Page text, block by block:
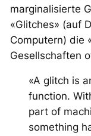
marginalisierte
«Glitches» (auf
Computern) die
Gesellschaften
«A glitch is
function.
part of
something